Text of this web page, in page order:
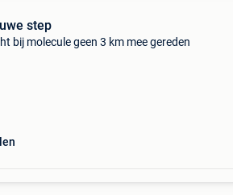
step
bij molecule geen 3 km mee gereden